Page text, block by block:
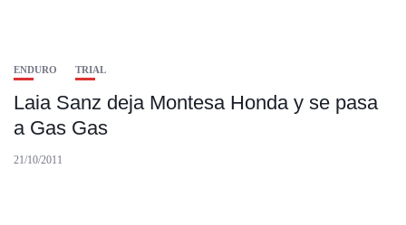
ENDURO TRIAL
Laia Sanz deja Montesa Honda y se pasa
a Gas Gas
21/10/2011